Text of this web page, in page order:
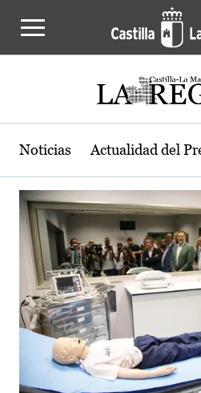
Actualidad de la
Noticias Actualidad del